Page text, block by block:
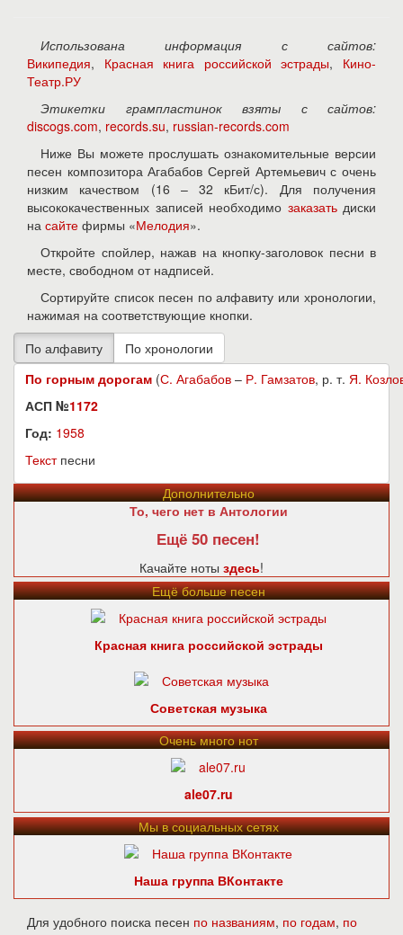
Использована информация с сайтов:
Википедия, Красная книга российской эстрады, Кино-
Театр.РУ
Этикетки грампластинок взяты с сайтов:
discogs.com, records.su, russian-records.com
Ниже Вы можете прослушать ознакомительные версии
песен композитора Агабабов Сергей Артемьевич с очень
низким качеством (16 – 32 кБит/с). Для получения
высококачественных записей необходимо заказатьдиски
на сайте фирмы «Мелодия».
Откройте спойлер, нажав на кнопку-заголовок песни в
месте, свободном от надписей.
Сортируйте список песен по алфавиту или хронологии,
нажимая на соответствующие кнопки.
По горным дорогам (С. Агабабов – Р. Гамзатов, р. т. Я.
АСП №1172
Год: 1958
Текстпесни
Дополнительно
То, чего нет в Антологии
Ещё 50 песен!
Качайте ноты здесь!
Ещё больше песен
Красная книга российской эстрады
Советская музыка
Очень много нот
ale07.ru
Мы в социальных сетях
Наша группа ВКонтакте
Для удобного поиска песен по названиям, по годам, по